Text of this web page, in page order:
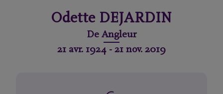
Odette DEJARDIN
De Angleur
21 avr. 1924 - 21 nov. 2019